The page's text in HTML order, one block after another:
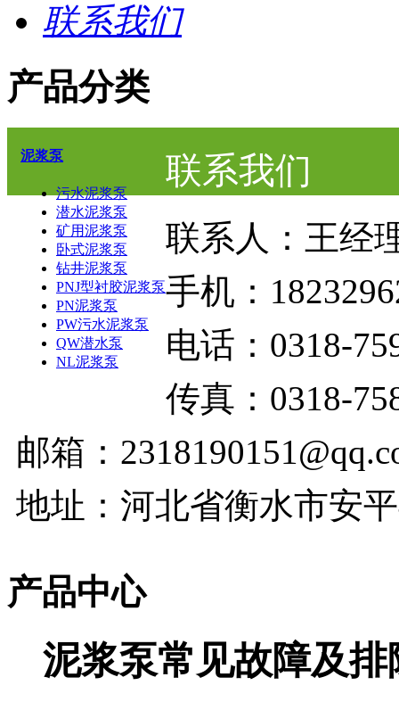
联系我们
产品分类
泥浆泵
污水泥浆泵
潜水泥浆泵
矿用泥浆泵
卧式泥浆泵
钻井泥浆泵
PNJ型衬胶泥浆泵
PN泥浆泵
PW污水泥浆泵
QW潜水泵
NL泥浆泵
联系我们
联系人：王经
手机：
电话：0318-
传真：0318-
邮箱：
地址：河北省衡水市安
产品中心
泥浆泵常见故障及排